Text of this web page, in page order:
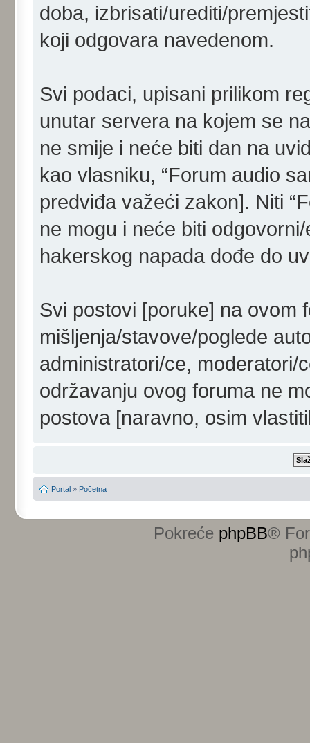
doba, izbrisati/urediti/
koji odgovara navedenom.
Svi podaci, upisani prilikom
unutar servera na kojem se
ne smije i neće biti dan na
kao vlasniku, “Forum audio
predviđa važeći zakon]. Niti
ne mogu i neće biti
hakerskog napada dođe do
Svi postovi [poruke] na ovom
mišljenja/stavove/poglede
administratori/ce, moderatori/
održavanju ovog foruma ne
postova [naravno, osim
Portal » Početna
Pokreće phpBB®